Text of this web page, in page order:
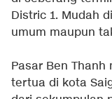
Distric 1. Mudah
umum maupun
Pasar Ben
tertua di kota